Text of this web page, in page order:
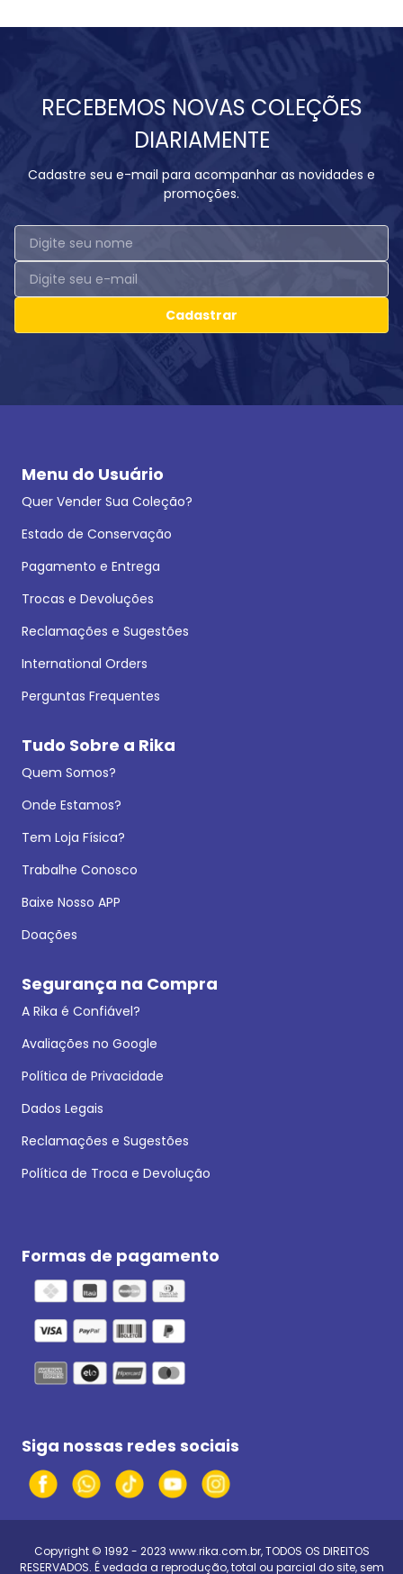
RECEBEMOS NOVAS COLEÇÕES
DIARIAMENTE
Cadastre seu e-mail para acompanhar as novidades e
promoções.
Cadastrar
Menu do Usuário
Quer Vender Sua Coleção?
Estado de Conservação
Pagamento e Entrega
Trocas e Devoluções
Reclamações e Sugestões
International Orders
Perguntas Frequentes
Tudo Sobre a Rika
Quem Somos?
Onde Estamos?
Tem Loja Física?
Trabalhe Conosco
Baixe Nosso APP
Doações
Segurança na Compra
A Rika é Confiável?
Avaliações no Google
Política de Privacidade
Dados Legais
Reclamações e Sugestões
Política de Troca e Devolução
Formas de pagamento
Siga nossas redes sociais
Copyright © 1992 - 2023 www.rika.com.br, TODOS OS DIREITOS
RESERVADOS. É vedada a reprodução, total ou parcial do site, sem